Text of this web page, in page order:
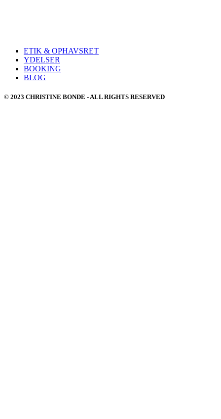
ETIK & OPHAVSRET
YDELSER
BOOKING
BLOG
© 2023 CHRISTINE BONDE - ALL RIGHTS RESERVED